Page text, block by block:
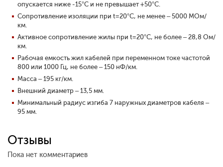
опускается ниже -15°С и не превышает +50°С.
Сопротивление изоляции при t=20°С, не менее – 5000 МОм/
км.
Активное сопротивление жилы при t=20°С, не более – 28,8 Ом/
км.
Рабочая емкость жил кабелей при переменном токе частотой
800 или 1000 Гц, не более – 150 нФ/км.
Масса – 195 кг/км.
Внешний диаметр – 13,5 мм.
Минимальный радиус изгиба 7 наружных диаметров кабеля –
95 мм.
Отзывы
Пока нет комментариев